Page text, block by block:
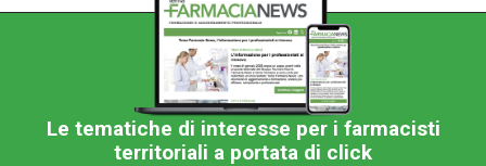
Le tematiche di interesse per i farmacisti
territoriali a portata di click